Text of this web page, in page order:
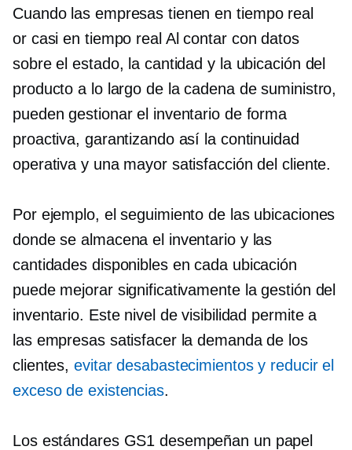
Cuando las empresas tienenen tiempo real
or casi en tiempo real Al contar con datos
sobre el estado, la cantidad y la ubicación del
producto a lo largo de la cadena de suministro,
pueden gestionar el inventario de forma
proactiva, garantizando así la continuidad
operativa y una mayor satisfacción del cliente.
Por ejemplo, el seguimiento de las ubicaciones
donde se almacena el inventario y las
cantidades disponibles en cada ubicación
puede mejorar significativamente la gestión del
inventario. Este nivel de visibilidad permite a
las empresas satisfacer la demanda de los
clientes,evitar desabastecimientos y reducir el
exceso de existencias.
Los estándares GS1 desempeñan un papel